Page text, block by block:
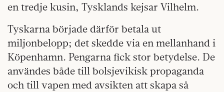
en tredje kusin, Tysklands kejsar Vilhelm.
Tyskarna började därför betala ut
miljonbelopp; det skedde via en mellanhand i
Köpenhamn. Pengarna fick stor betydelse. De
användes både till bolsjevikisk propaganda
och till vapen med avsikten att skapa så